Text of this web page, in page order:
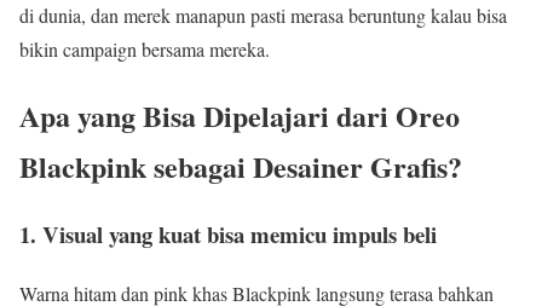
di dunia, dan merek manapun pasti merasa beruntung kalau bisa
bikin campaign bersama mereka.
Apa yang Bisa Dipelajari dari Oreo
Blackpink sebagai Desainer Grafis?
1. Visual yang kuat bisa memicu impuls beli
Warna hitam dan pink khas Blackpink langsung terasa bahkan